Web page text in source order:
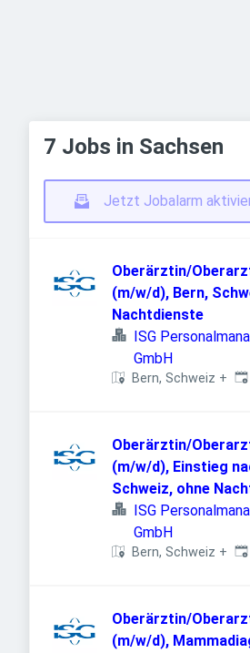
7 Jobs in Sachsen
Jetzt Jobalarm
Oberärztin/
(m/w/d), Bern,
Nachtdienste
ISG
GmbH
Bern, Schweiz +
Oberärztin/
(m/w/d), Einstieg
Schweiz, ohne
ISG
GmbH
Bern, Schweiz +
Oberärztin/
(m/w/d),